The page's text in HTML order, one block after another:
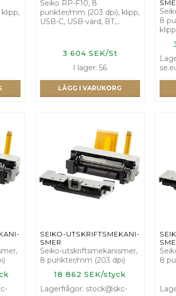
Seiko RP-F10, 8
punkter/mm (203 dpi), klipp,
USB-C, USB-värd, BT,…
3 604 SEK/St
I lager: 56
LÄGG I VARUKORG
8
klipp
S­E­I­K­O­-­U­T­S­K­R­I­F­T­S­M­E­K­A­N­I­
S­M­E­R
Seiko-utskriftsmekanismer,
8 punkter/mm (203 dpi)
18 862 SEK/styck
Lagerfrågor: stock@skc-
8